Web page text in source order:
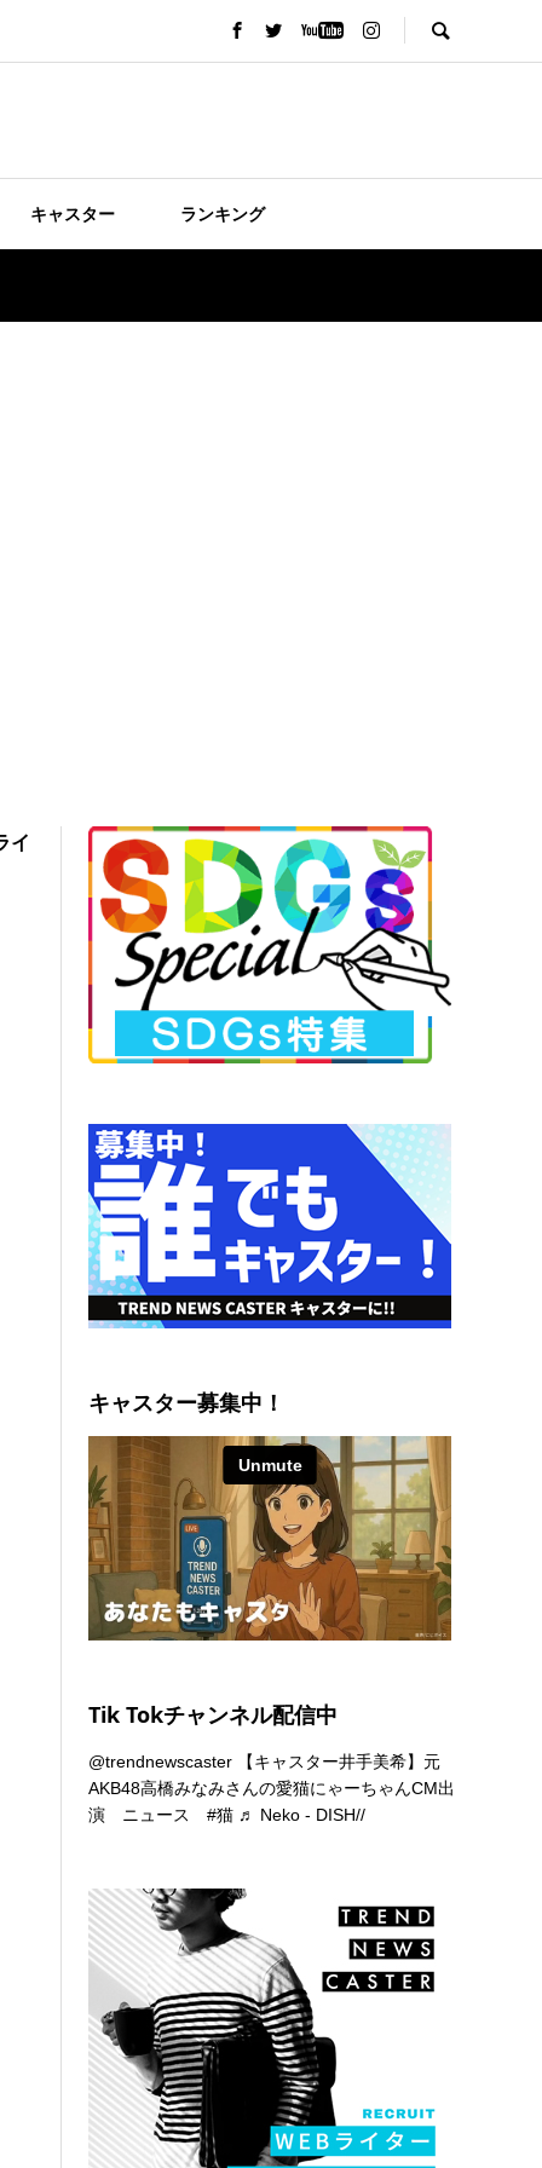
キャスター ランキング
イ
キャスター募集中！
Tik Tokチャンネル配信中
@trendnewscaster 【キャスター井手美希】元
AKB48高橋みなみさんの愛猫にゃーちゃんCM出
演 ニュース#猫 ♬ Neko - DISH//